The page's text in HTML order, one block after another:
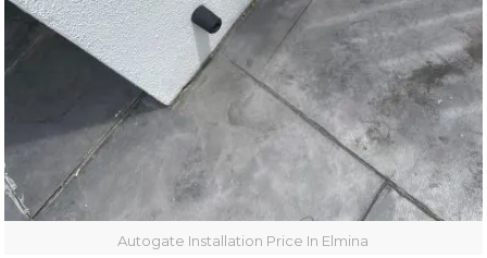
Autogate Installation Price In Elmina